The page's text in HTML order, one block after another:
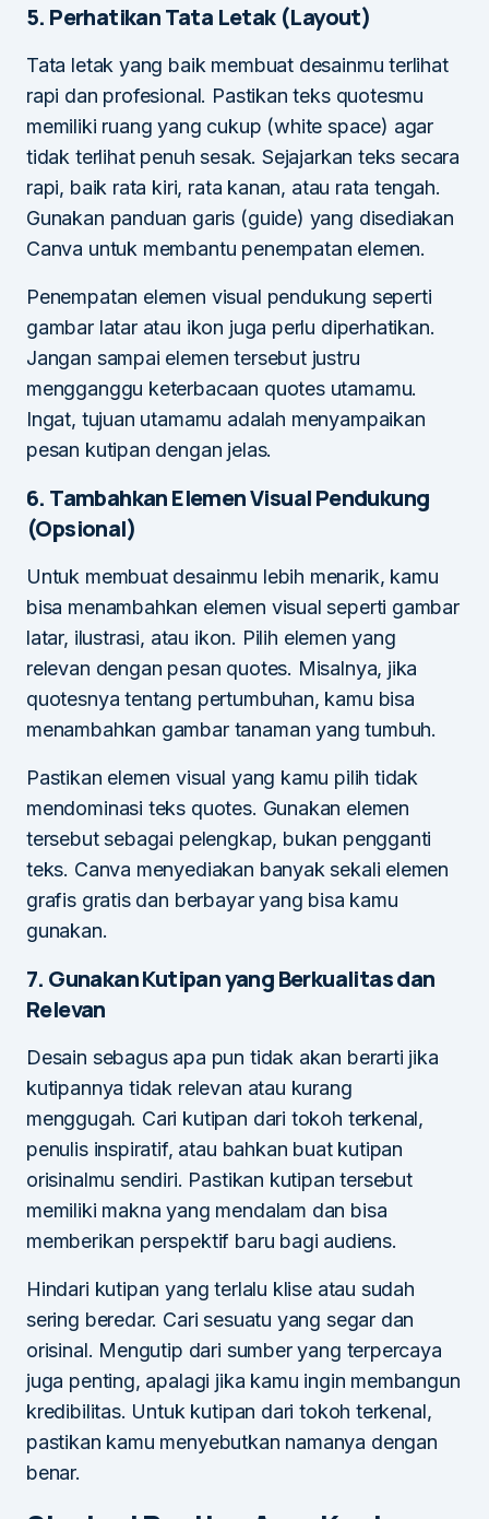
5. Perhatikan Tata Letak (Layout)
Tata letak yang baik membuat desainmu terlihat
rapi dan profesional. Pastikan teks quotesmu
memiliki ruang yang cukup (white space) agar
tidak terlihat penuh sesak. Sejajarkan teks secara
rapi, baik rata kiri, rata kanan, atau rata tengah.
Gunakan panduan garis (guide) yang disediakan
Canva untuk membantu penempatan elemen.
Penempatan elemen visual pendukung seperti
gambar latar atau ikon juga perlu diperhatikan.
Jangan sampai elemen tersebut justru
mengganggu keterbacaan quotes utamamu.
Ingat, tujuan utamamu adalah menyampaikan
pesan kutipan dengan jelas.
6. Tambahkan Elemen Visual Pendukung
(Opsional)
Untuk membuat desainmu lebih menarik, kamu
bisa menambahkan elemen visual seperti gambar
latar, ilustrasi, atau ikon. Pilih elemen yang
relevan dengan pesan quotes. Misalnya, jika
quotesnya tentang pertumbuhan, kamu bisa
menambahkan gambar tanaman yang tumbuh.
Pastikan elemen visual yang kamu pilih tidak
mendominasi teks quotes. Gunakan elemen
tersebut sebagai pelengkap, bukan pengganti
teks. Canva menyediakan banyak sekali elemen
grafis gratis dan berbayar yang bisa kamu
gunakan.
7. Gunakan Kutipan yang Berkualitas dan
Relevan
Desain sebagus apa pun tidak akan berarti jika
kutipannya tidak relevan atau kurang
menggugah. Cari kutipan dari tokoh terkenal,
penulis inspiratif, atau bahkan buat kutipan
orisinalmu sendiri. Pastikan kutipan tersebut
memiliki makna yang mendalam dan bisa
memberikan perspektif baru bagi audiens.
Hindari kutipan yang terlalu klise atau sudah
sering beredar. Cari sesuatu yang segar dan
orisinal. Mengutip dari sumber yang terpercaya
juga penting, apalagi jika kamu ingin membangun
kredibilitas. Untuk kutipan dari tokoh terkenal,
pastikan kamu menyebutkan namanya dengan
benar.